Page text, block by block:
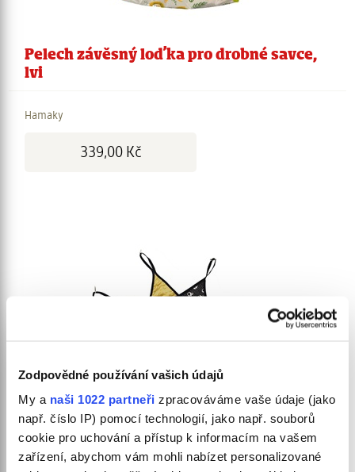
Zodpovědné používání vašich údajů
My a naši 1022 partneři zpracováváme vaše údaje (jako
např. číslo IP) pomocí technologií, jako např. souborů
cookie pro uchování a přístup k informacím na vašem
zařízení, abychom vám mohli nabízet personalizované
Pelech závěsný loďka pro drobné savce,
lvi
Hamaky
339,00 Kč
Pelech závěsný loďka pro drobné savce,
sloni
Hamaky